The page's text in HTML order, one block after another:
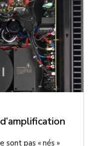
sont pas « nés »